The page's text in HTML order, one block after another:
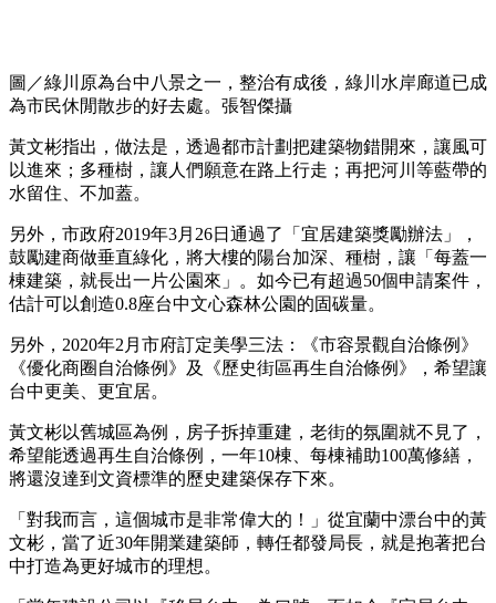
圖／綠川原為台中八景之一，整治有成後，綠川水岸廊道已成
為市民休閒散步的好去處。張智傑攝
黃文彬指出，做法是，透過都市計劃把建築物錯開來，讓風可
以進來；多種樹，讓人們願意在路上行走；再把河川等藍帶的
水留住、不加蓋。
另外，市政府2019年3月26日通過了「宜居建築獎勵辦法」，
鼓勵建商做垂直綠化，將大樓的陽台加深、種樹，讓「每蓋一
棟建築，就長出一片公園來」。如今已有超過50個申請案件，
估計可以創造0.8座台中文心森林公園的固碳量。
另外，2020年2月市府訂定美學三法：《市容景觀自治條例》
《優化商圈自治條例》及《歷史街區再生自治條例》，希望讓
台中更美、更宜居。
黃文彬以舊城區為例，房子拆掉重建，老街的氛圍就不見了，
希望能透過再生自治條例，一年10棟、每棟補助100萬修繕，
將還沒達到文資標準的歷史建築保存下來。
「對我而言，這個城市是非常偉大的！」從宜蘭中漂台中的黃
文彬，當了近30年開業建築師，轉任都發局長，就是抱著把台
中打造為更好城市的理想。